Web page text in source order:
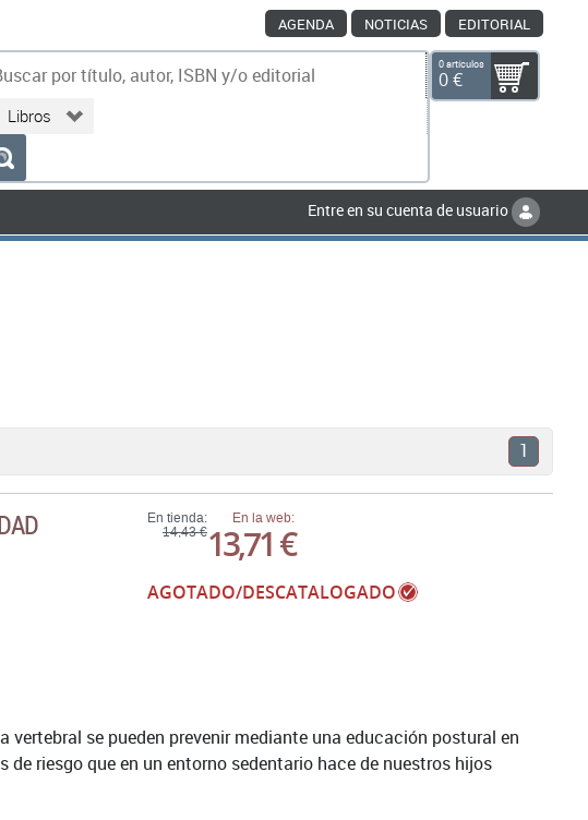
AGENDA NOTICIAS EDITORIAL
0 artículos
0 €
Entre en su cuenta de usuario
1
En tienda:
14,43 €
En la web:
13,71 €
AGOTADO/DESCATALOGADO
vertebral se pueden prevenir mediante una educación postural en
riesgo que en un entorno sedentario hace de nuestros hijos